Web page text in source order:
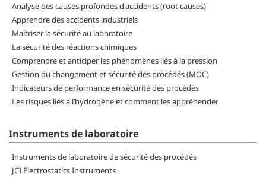
Analyse des causes profondes d'accidents (root causes)
Apprendre des accidents industriels
Maîtriser la sécurité au laboratoire
La sécurité des réactions chimiques
Comprendre et anticiper les phénomènes liés à la pression
Gestion du changement et sécurité des procédés (MOC)
Indicateurs de performance en sécurité des procédés
Les risques liés à l’hydrogène et comment les appréhender
Instruments de laboratoire
Instruments de laboratoire de sécurité des procédés
JCI Electrostatics Instruments